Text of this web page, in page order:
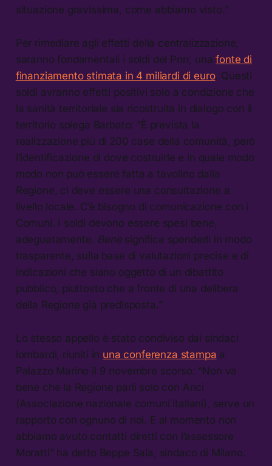
situazione gravissima, come abbiamo visto.”
Per rimediare agli effetti della centralizzazione,
saranno fondamentali i soldi del Pnrr, unafonte di
finanziamento stimata in 4 miliardi di euro. Questi
soldi avranno effetti positivi solo a condizione che
la sanità territoriale sia ricostruita in dialogo con il
territorio spiega Barbato: “È prevista la
realizzazione più di 200 case della comunità, però
l’identificazione di dove costruirle e in quale modo
modo non può essere fatta a tavolino dalla
Regione, ci deve essere una consultazione a
livello locale. C’è bisogno di comunicazione con i
Comuni. I soldi devono essere spesi bene,
adeguatamente. Benesignifica spenderli in modo
trasparente, sulla base di valutazioni precise e di
indicazioni che siano oggetto di un dibattito
pubblico, piuttosto che a fronte di una delibera
della Regione già predisposta.”
Lo stesso appello è stato condiviso dai sindaci
lombardi, riuniti in una conferenza stampa a
Palazzo Marino il 9 novembre scorso: “Non va
bene che la Regione parli solo con Anci
(Associazione nazionale comuni italiani), serve un
rapporto con ognuno di noi. E al momento non
abbiamo avuto contatti diretti con l’assessore
Moratti” ha detto Beppe Sala, sindaco di Milano.